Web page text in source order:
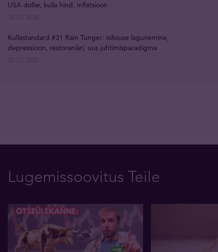
USA dollar, kulla hind, inflatsioon
Kullastandard #31 Rain Tunger: isiksuse lagunemine,
depressioon, restoraniäri, uus juhtimisparadigma
Lugemissoovitus Teile